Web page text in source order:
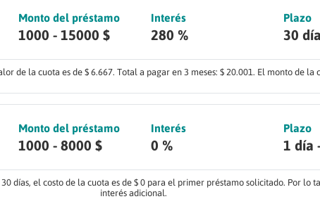
Monto del préstamo
1000 - 15000 $
Interés
280 %
Plazo
30
de la cuota es de $ 6.667. Total a pagar en 3 meses: $ 20.001. El monto de
Monto del préstamo
1000 - 8000 $
Interés
0 %
Plazo
1 día
días, el costo de la cuota es de $ 0 para el primer préstamo solicitado. Por lo
interés adicional.